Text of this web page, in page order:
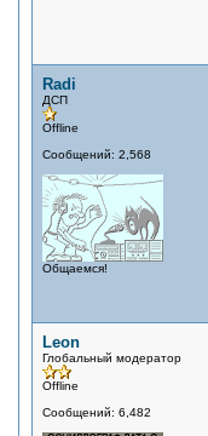
Radi
ДСП
Offline
Сообщений: 2,568
Общаемся!
Leon
Глобальный модератор
Offline
Сообщений: 6,482